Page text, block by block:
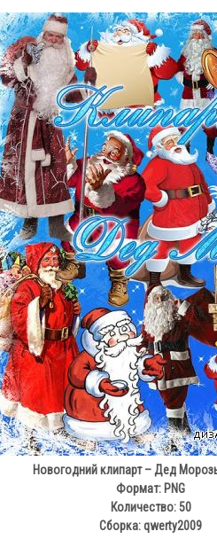
Новогодний клипарт – Дед
Формат: PNG
Количество: 50
Сборка: qwerty2009